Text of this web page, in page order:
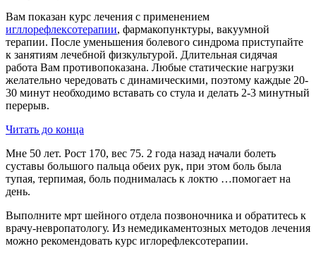
Вам показан курс лечения с применением
игллорефлексотерапии, фармакопунктуры, вакуумной
терапии. После уменьшения болевого синдрома приступайте
к занятиям лечебной физкультурой. Длительная сидячая
работа Вам противопоказана. Любые статические нагрузки
желательно чередовать с динамическими, поэтому каждые 20-
30 минут необходимо вставать со стула и делать 2-3 минутный
перерыв.
Читать до конца
Мне 50 лет. Рост 170, вес 75. 2 года назад начали болеть
суставы большого пальца обеих рук, при этом боль была
тупая, терпимая, боль поднималась к локтю …помогает на
день.
Выполните мрт шейного отдела позвоночника и обратитесь к
врачу-невропатологу. Из немедикаментозных методов лечения
можно рекомендовать курс иглорефлексотерапии.